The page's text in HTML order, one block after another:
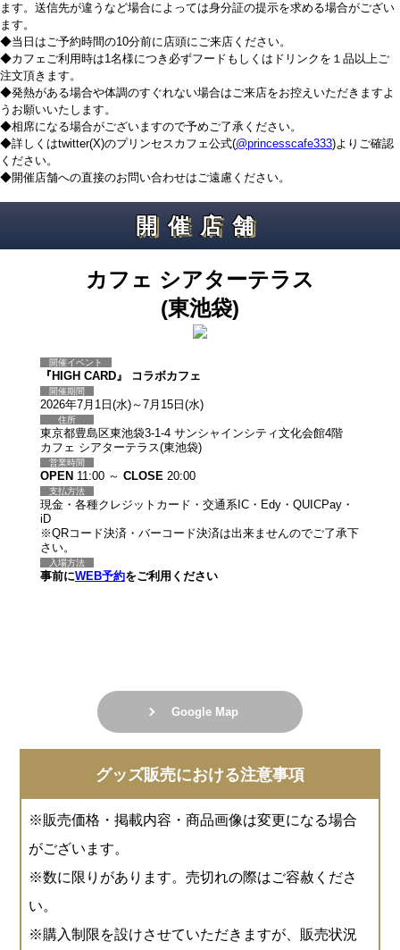
ます。送信先が違うなど場合によっては身分証の提示を求める場合がござい
ます。
◆当日はご予約時間の10分前に店頭にご来店ください。
◆カフェご利用時は1名様につき必ずフードもしくはドリンクを１品以上ご
注文頂きます。
◆発熱がある場合や体調のすぐれない場合はご来店をお控えいただきますよ
うお願いいたします。
◆相席になる場合がございますので予めご了承ください。
◆詳しくはtwitter(X)のプリンセスカフェ公式(@‌princesscafe333)よりご確認
ください。
◆開催店舗への直接のお問い合わせはご遠慮ください。
開催店舗
カフェ シアターテラス
(東池袋)
開催イベント
『HIGH CARD』 コラボカフェ
開催期間
2026年7月1日(水)～7月15日(水)
住所
東京都豊島区東池袋3-1-4 サンシャインシティ文化会館4階
カフェ シアターテラス(東池袋)
営業時間
OPEN 11:00 ～ CLOSE 20:00
支払方法
現金・各種クレジットカード・交通系IC・Edy・QUICPay・
iD
※QRコード決済・バーコード決済は出来ませんのでご了承下
さい。
入場方法
事前にWEB予約をご利用ください
Google Map
グッズ販売における注意事項
※販売価格・掲載内容・商品画像は変更になる場合
がございます。
※数に限りがあります。売切れの際はご容赦くださ
い。
※購入制限を設けさせていただきますが、販売状況